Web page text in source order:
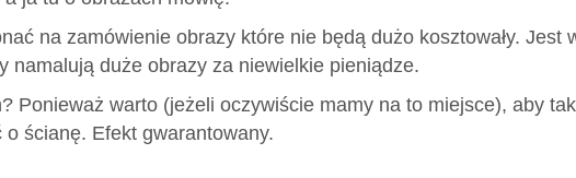
na zamówienie obrazy które nie będą dużo kosztowały. Jest
namalują duże obrazy za niewielkie pieniądze.
Ponieważ warto (jeżeli oczywiście mamy na to miejsce), aby
ścianę. Efekt gwarantowany.